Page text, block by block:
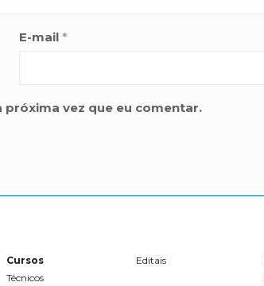
E-mail *
próxima vez que eu comentar.
Cursos
Técnicos
Editais